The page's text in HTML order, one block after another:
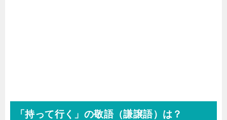
「持って行く」の敬語（謙譲語）は？